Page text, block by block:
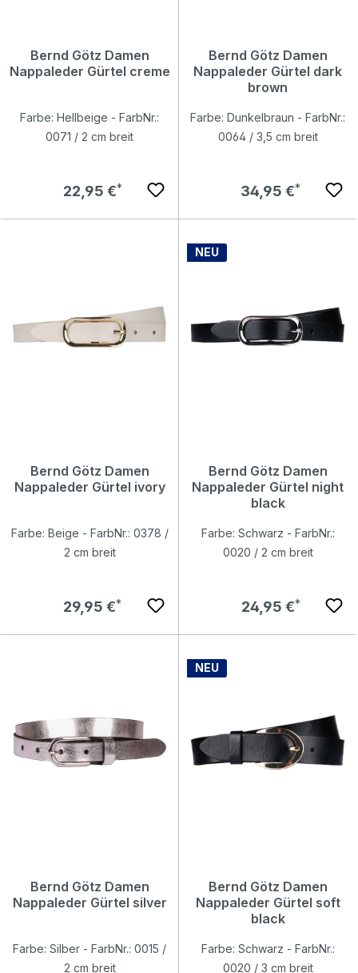
Bernd Götz Damen
Nappaleder Gürtel creme
Farbe: Hellbeige - FarbNr.:
0071 / 2 cm breit
Regulärer Preis:
22,95 €
Bernd Götz Damen
Nappaleder Gürtel dark
brown
Farbe: Dunkelbraun - FarbNr.:
0064 / 3,5 cm breit
Regulärer Preis:
34,95 €
Bernd Götz Damen
Nappaleder Gürtel ivory
Farbe: Beige - FarbNr.: 0378 /
2 cm breit
Regulärer Preis:
29,95 €
NEU
Bernd Götz Damen
Nappaleder Gürtel night
black
Farbe: Schwarz - FarbNr.:
0020 / 2 cm breit
Regulärer Preis:
24,95 €
Bernd Götz Damen
Nappaleder Gürtel silver
Farbe: Silber - FarbNr.: 0015 /
2 cm breit
NEU
Bernd Götz Damen
Nappaleder Gürtel soft
black
Farbe: Schwarz - FarbNr.:
0020 / 3 cm breit